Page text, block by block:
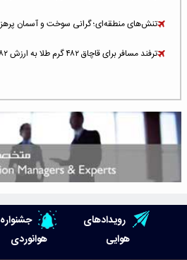
تنش‌های منطقه‌ای؛ گرانی سوخت و آسمان
ترفند مسافر برای قاچاق ۴۸۲ گرم طلا به ارزش ۸۲ میلیارد ریال
شلوغ‌ترین فرودگاه‌های اروپا در ۲۰۲۵: لندن، استانبول و پاریس
پخش زنده پرواز سیزدهم موشک استارشیپ
هوش مصنوعی وارد تعمیر و بازرسی موتورهای
حمله هوایی به تأسیسات فرودگاه سمنان
رویدادهای
هوایی
جشنواره
هوانوردی